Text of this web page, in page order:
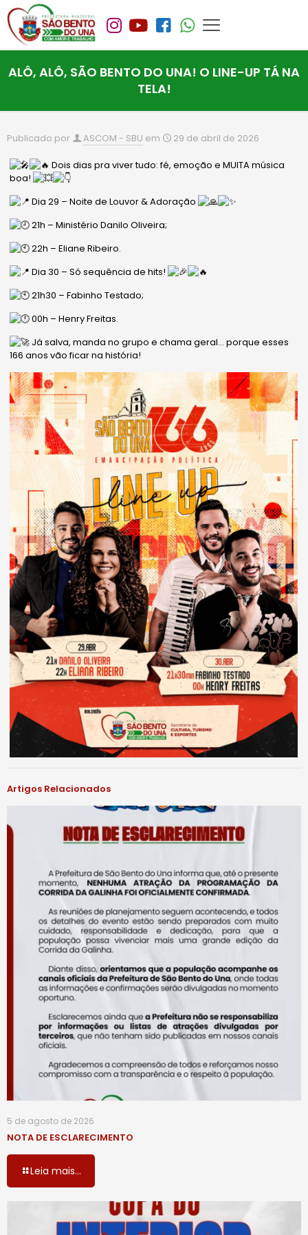
ALÔ, ALÔ, SÃO BENTO DO UNA! O LINE-UP TÁ NA
TELA!
Publicado por ASCOM - SBU em 29 de abril de 2026
Dois dias pra viver tudo: fé, emoção e MUITA música
boa!
Dia 29 – Noite de Louvor & Adoração
21h – Ministério Danilo Oliveira;
22h – Eliane Ribeiro.
Dia 30 – Só sequência de hits!
21h30 – Fabinho Testado;
00h – Henry Freitas.
Já salva, manda no grupo e chama geral… porque esses
166 anos vão ficar na história!
Artigos Relacionados
5 de agosto de 2026
NOTA DE ESCLARECIMENTO
Leia mais...